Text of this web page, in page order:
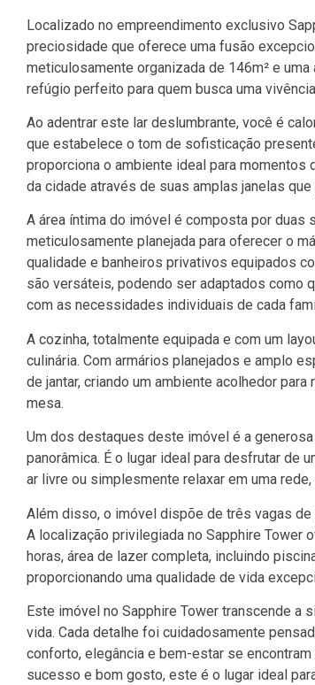
Localizado no empreendimento exclusivo
preciosidade que oferece uma fusão
meticulosamente organizada de 146m² e
refúgio perfeito para quem busca uma
Ao adentrar este lar deslumbrante, você é
que estabelece o tom de sofisticação
proporciona o ambiente ideal para
da cidade através de suas amplas janelas
A área íntima do imóvel é composta por
meticulosamente planejada para oferecer o
qualidade e banheiros privativos equipados
são versáteis, podendo ser adaptados como
com as necessidades individuais de cada
A cozinha, totalmente equipada e com um
culinária. Com armários planejados e amplo
de jantar, criando um ambiente acolhedor
mesa.
Um dos destaques deste imóvel é a
panorâmica. É o lugar ideal para desfrutar de
ar livre ou simplesmente relaxar em uma
Além disso, o imóvel dispõe de três vagas de
A localização privilegiada no Sapphire Tower
horas, área de lazer completa, incluindo
proporcionando uma qualidade de vida
Este imóvel no Sapphire Tower transcende a
vida. Cada detalhe foi cuidadosamente
conforto, elegância e bem-estar se
sucesso e bom gosto, este é o lugar ideal